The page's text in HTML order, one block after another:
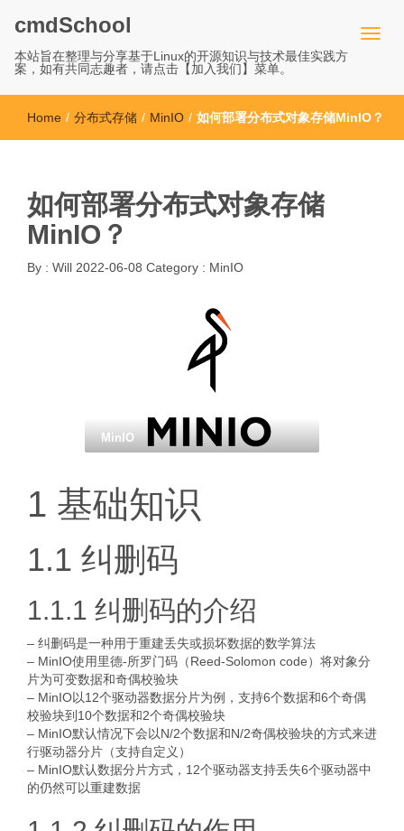
cmdSchool
本站旨在整理与分享基于Linux的开源知识与技术最佳实践方
案，如有共同志趣者，请点击【加入我们】菜单。
Home / 分布式存储 / MinIO / 如何部署分布式对象存储MinIO？
如何部署分布式对象存储
MinIO？
By : Will 2022-06-08 Category : MinIO
MinIO
1 基础知识
1.1 纠删码
1.1.1 纠删码的介绍
– 纠删码是一种用于重建丢失或损坏数据的数学算法
– MinIO使用里德-所罗门码（Reed-Solomon code）将对象分
片为可变数据和奇偶校验块
– MinIO以12个驱动器数据分片为例，支持6个数据和6个奇偶
校验块到10个数据和2个奇偶校验块
– MinIO默认情况下会以N/2个数据和N/2奇偶校验块的方式来进
行驱动器分片（支持自定义）
– MinIO默认数据分片方式，12个驱动器支持丢失6个驱动器中
的仍然可以重建数据